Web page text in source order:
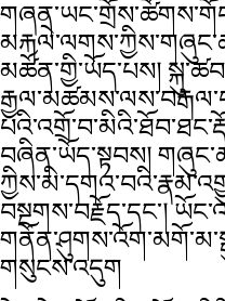
མཚོན་གྱི་ཡོད་པས།
བཞིན་ཡོད་སྟབས།
བསྔགས་བརྗོད་དང་།
གསུངས་འདུག